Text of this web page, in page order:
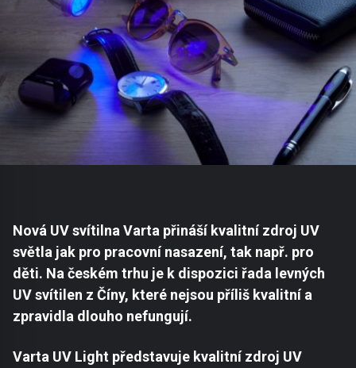
Nová UV svítilna Varta přináší kvalitní zdroj UV
světla jak pro pracovní nasazení, tak např. pro
děti. Na českém trhu je k dispozici řada levných
UV svítilen z Číny, které nejsou příliš kvalitní a
zpravidla dlouho nefungují.
Varta UV Light představuje kvalitní zdroj UV